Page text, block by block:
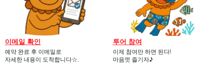
이메일 확인
예약 완료 후 이메일로
자세한 내용이 도착합니다☆.
투어 참여
이제 참여만 하면 된다!
마음껏 즐기자♪